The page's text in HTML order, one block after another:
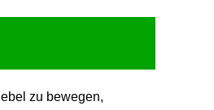
zu bewegen,